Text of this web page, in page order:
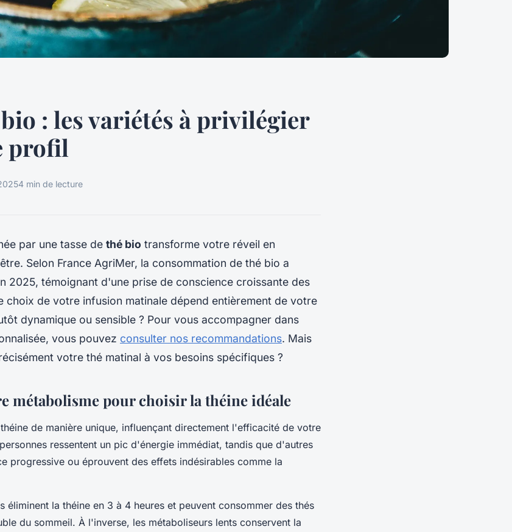
: les variétés à privilégier
profil
4 min de lecture
par une tasse de thé bio transforme votre réveil en
Selon France AgriMer, la consommation de thé bio a
2025, témoignant d'une prise de conscience croissante des
choix de votre infusion matinale dépend entièrement de votre
dynamique ou sensible ? Pour vous accompagner dans
vous pouvez consulter nos recommandations. Mais
votre thé matinal à vos besoins spécifiques ?
métabolisme pour choisir la théine idéale
de manière unique, influençant directement l'efficacité de votre
ressentent un pic d'énergie immédiat, tandis que d'autres
progressive ou éprouvent des effets indésirables comme la
éliminent la théine en 3 à 4 heures et peuvent consommer des thés
du sommeil. À l'inverse, les métaboliseurs lents conservent la